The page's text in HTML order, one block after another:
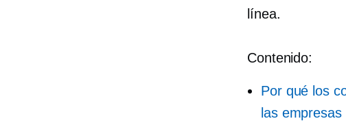
línea.
Contenido:
Por qué los
las empresas